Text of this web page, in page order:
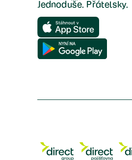
Jednoduše. Přátelsky.